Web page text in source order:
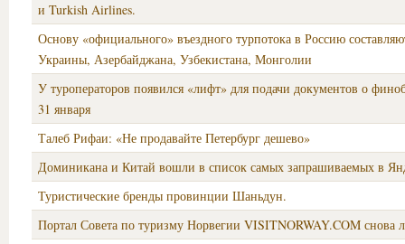
и Turkish Airlines.
Основу «официального» въездного турпотока в Россию
Украины, Азербайджана, Узбекистана, Монголии
У туроператоров появился «лифт» для подачи документов о
31 января
Талеб Рифаи: «Не продавайте Петербург дешево»
Доминикана и Китай вошли в список самых запрашиваемых в
Туристические бренды провинции Шаньдун.
Портал Совета по туризму Норвегии VISITNORWAY.COM снова